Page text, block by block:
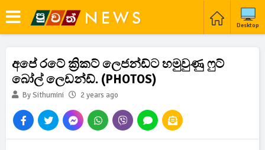
Desktop
අපේ රටේ ක්‍රිකට් ලෙජන්ඩ්ට හමුවුණු ෆුට්
බෝල් ලෙඩන්ඩ්. (PHOTOS)
By Sithumini 2 years ago